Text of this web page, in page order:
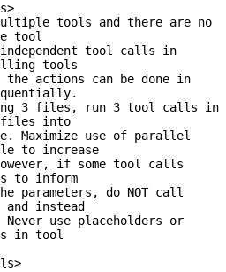
tools and there are no
tool
tool calls in
tools
the actions can be done in
3 files, run 3 tool calls in
into
Maximize use of parallel
to increase
if some tool calls
to inform
parameters, do NOT call
instead
use placeholders or
in tool